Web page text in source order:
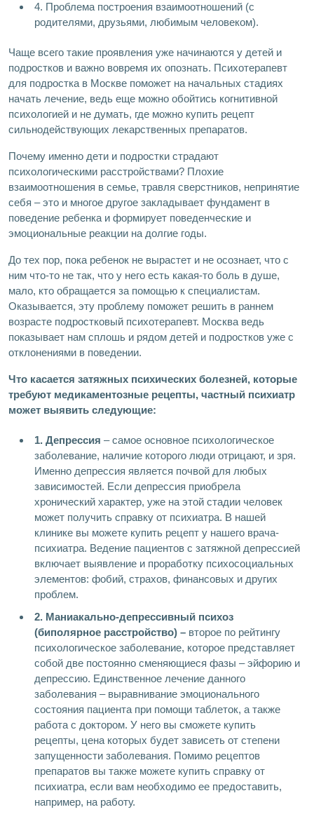
4. Проблема построения взаимоотношений (с
родителями, друзьями, любимым человеком).
Чаще всего такие проявления уже начинаются у детей и
подростков и важно вовремя их опознать. Психотерапевт
для подростка в Москве поможет на начальных стадиях
начать лечение, ведь еще можно обойтись когнитивной
психологией и не думать, где можно купить рецепт
сильнодействующих лекарственных препаратов.
Почему именно дети и подростки страдают
психологическими расстройствами? Плохие
взаимоотношения в семье, травля сверстников, непринятие
себя – это и многое другое закладывает фундамент в
поведение ребенка и формирует поведенческие и
эмоциональные реакции на долгие годы.
До тех пор, пока ребенок не вырастет и не осознает, что с
ним что-то не так, что у него есть какая-то боль в душе,
мало, кто обращается за помощью к специалистам.
Оказывается, эту проблему поможет решить в раннем
возрасте подростковый психотерапевт. Москва ведь
показывает нам сплошь и рядом детей и подростков уже с
отклонениями в поведении.
Что касается затяжных психических болезней, которые
требуют медикаментозные рецепты, частный психиатр
может выявить следующие:
1. Депрессия – самое основное психологическое
заболевание, наличие которого люди отрицают, и зря.
Именно депрессия является почвой для любых
зависимостей. Если депрессия приобрела
хронический характер, уже на этой стадии человек
может получить справку от психиатра. В нашей
клинике вы можете купить рецепт у нашего врача-
психиатра. Ведение пациентов с затяжной депрессией
включает выявление и проработку психосоциальных
элементов: фобий, страхов, финансовых и других
проблем.
2. Маниакально-депрессивный психоз
(биполярное расстройство) – второе по рейтингу
психологическое заболевание, которое представляет
собой две постоянно сменяющиеся фазы – эйфорию и
депрессию. Единственное лечение данного
заболевания – выравнивание эмоционального
состояния пациента при помощи таблеток, а также
работа с доктором. У него вы сможете купить
рецепты, цена которых будет зависеть от степени
запущенности заболевания. Помимо рецептов
препаратов вы также можете купить справку от
психиатра, если вам необходимо ее предоставить,
например, на работу.